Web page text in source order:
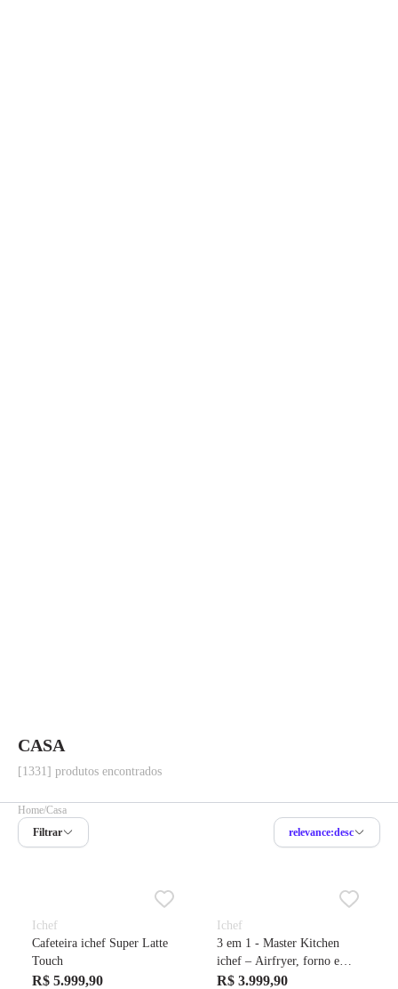
CASA
[1331] produtos encontrados
Home Casa
Filtrar
relevance:desc
Ichef
Cafeteira ichef Super Latte
Touch
R$ 5.999,90
Ichef
3 em 1 - Master Kitchen
ichef – Airfryer, forno e
pizza
R$ 3.999,90